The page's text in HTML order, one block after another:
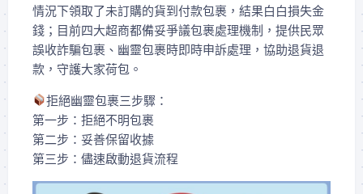
情況下領取了未訂購的貨到付款包裹，結果白白損失金
錢；目前四大超商都備妥爭議包裹處理機制，提供民眾
誤收詐騙包裹、幽靈包裹時即時申訴處理，協助退貨退
款，守護大家荷包。
拒絕幽靈包裹三步驟：
第一步：拒絕不明包裹
第二步：妥善保留收據
第三步：儘速啟動退貨流程